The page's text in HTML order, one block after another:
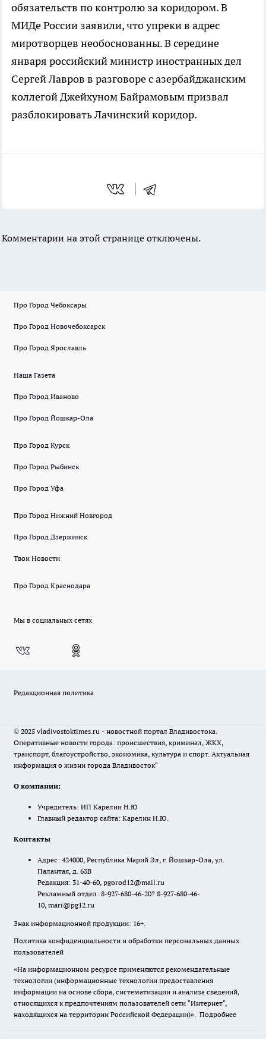
обязательств по контролю за коридором. В
МИДе России заявили, что упреки в адрес
миротворцев необоснованны. В середине
января российский министр иностранных дел
Сергей Лавров в разговоре с азербайджанским
коллегой Джейхуном Байрамовым призвал
разблокировать Лачинский коридор.
Комментарии на этой странице отключены.
Про Город Чебоксары
Про Город Новочебоксарск
Про Город Ярославль
Наша Газета
Про Город Иваново
Про Город Йошкар-Ола
Про Город Курск
Про Город Рыбинск
Про Город Уфа
Про Город Нижний Новгород
Про Город Дзержинск
Твои Новости
Про Город Краснодара
Мы в социальных сетях
Редакционная политика
© 2025 vladivostoktimes.ru - новостной портал Владивостока.
Оперативные новости города: происшествия, криминал, ЖКХ,
транспорт, благоустройство, экономика, культура и спорт. Актуальная
информация о жизни города Владивосток"
О компании:
Учредитель: ИП Карелин Н.Ю
Главный редактор сайта: Карелин Н.Ю.
Контакты
Адрес: 424000, Республика Марий Эл, г. Йошкар-Ола, ул.
Палантая, д. 63В
Редакция: 31-40-60, pgorod12@mail.ru
Рекламный отдел: 8-927-680-46-20? 8-927-680-46-
10, mari@pg12.ru
Знак информационной продукции: 16+.
Политика конфиденциальности и обработки персональных данных
пользователей
«На информационном ресурсе применяются рекомендательные
технологии (информационные технологии предоставления
информации на основе сбора, систематизации и анализа сведений,
относящихся к предпочтениям пользователей сети "Интернет",
находящихся на территории Российской Федерации)». Подробнее